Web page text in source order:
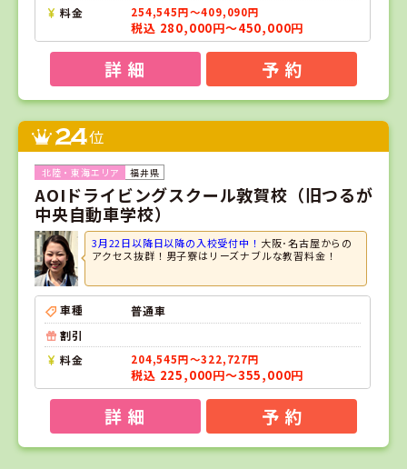
料金 254,545円～409,090円
税込 280,000円～450,000円
詳 細 予 約
24位
福井県
AOIドライビングスクール敦賀校（旧つるが
中央自動車学校）
3月22日以降日以降の入校受付中！ 大阪･名古屋からの
アクセス抜群！男子寮はリーズナブルな教習料金！
車種
普通車
割引
料金
204,545円～322,727円
税込 225,000円～355,000円
詳 細 予 約